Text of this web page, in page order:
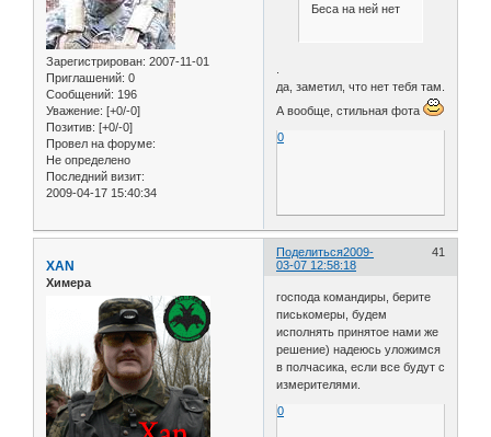
Зарегистрирован: 2007-11-01
Приглашений: 0
Сообщений: 196
Уважение: [+0/-0]
Позитив: [+0/-0]
Провел на форуме:
Не определено
Последний визит:
2009-04-17 15:40:34
Беса на ней нет
да, заметил, что нет тебя там.
А вообще, стильная фота
0
Поделиться 41
2009-
03-07 12:58:18
XAN
Химера
господа командиры, берите
писькомеры, будем
исполнять принятое нами же
решение) надеюсь уложимся
в полчасика, если все будут с
измерителями.
0